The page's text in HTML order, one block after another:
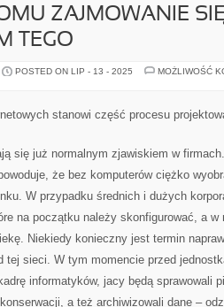
ZAJMOWANIE
TEGO
POSTED ON LIP - 13 - 2025
MOŻLIWOŚĆ
stanowi część procesu
się już normalnym zjawiskiem w
że bez komputerów ciężko
W przypadku średnich i dużych
na początku należy skonfigurować, a w
Niekiedy konieczny jest termin
tej sieci. W tym momencie przed
informatyków, jacy będą sprawowali
a też archiwizowali dane –